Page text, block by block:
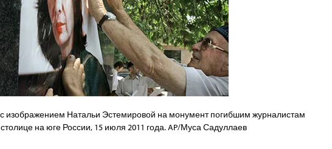
изображением Натальи Эстемировой на монумент погибшим журналистам
столице на юге России, 15 июля 2011 года. AP/Муса Садуллаев